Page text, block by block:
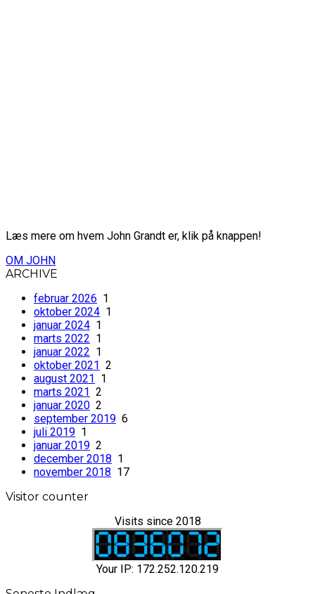
Læs mere om hvem John Grandt er, klik på knappen!
OM JOHN
ARCHIVE
februar 2026 1
oktober 2024 1
januar 2024 1
marts 2022 1
januar 2022 1
oktober 2021 2
august 2021 1
marts 2021 2
januar 2020 2
september 2019 6
juli 2019 1
januar 2019 2
december 2018 1
november 2018 17
Visitor counter
Visits since 2018
Your IP: 172.252.120.219